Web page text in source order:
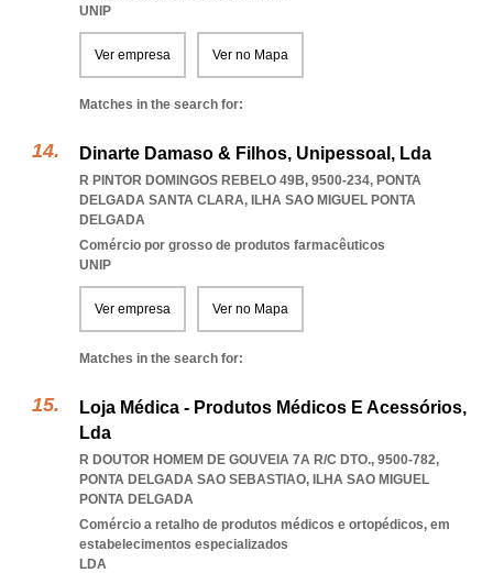
UNIP
Ver empresa Ver no Mapa
Matches in the search for:
Dinarte Damaso & Filhos, Unipessoal, Lda
R PINTOR DOMINGOS REBELO 49B, 9500-234, PONTA
DELGADA SANTA CLARA, ILHA SAO MIGUEL PONTA
DELGADA
Comércio por grosso de produtos farmacêuticos
UNIP
Ver empresa Ver no Mapa
Matches in the search for:
Loja Médica - Produtos Médicos E Acessórios,
Lda
R DOUTOR HOMEM DE GOUVEIA 7A R/C DTO., 9500-782,
PONTA DELGADA SAO SEBASTIAO, ILHA SAO MIGUEL
PONTA DELGADA
Comércio a retalho de produtos médicos e ortopédicos, em
estabelecimentos especializados
LDA